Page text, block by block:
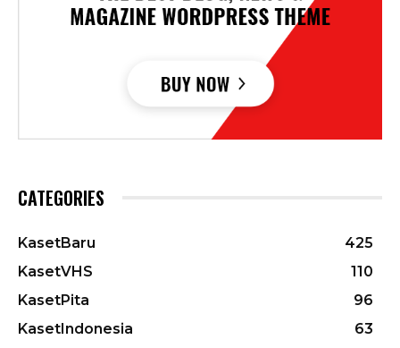
CATEGORIES
KasetBaru
425
KasetVHS
110
KasetPita
96
KasetIndonesia
63